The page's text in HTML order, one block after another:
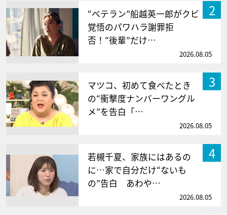
2
“ベテラン”船越英一郎がクビ
覚悟のパワハラ謝罪拒
否！“後輩”だけ…
2026.08.05
3
マツコ、初めて食べたとき
の“衝撃度ナンバーワングル
メ”を告白「…
2026.08.05
4
若槻千夏、家族にはあるの
に…家で自分だけ“ないも
の”告白 あわや…
2026.08.05